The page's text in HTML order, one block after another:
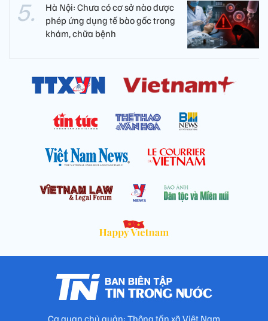
Hà Nội: Chưa có cơ sở nào được
phép ứng dụng tế bào gốc trong
khám, chữa bệnh
Cơ quan chủ quản: Thông tấn xã Việt Nam